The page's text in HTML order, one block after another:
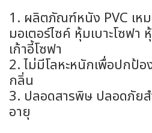
1. ผลิตภัณฑ์หนัง PVC เหม
มอเตอร์ไซค์ หุ้มเบาะโซฟา
เก้าอี้โซฟา
2. ไม่มีโลหะหนักเพื่อปกป้อ
กลิ่น
3. ปลอดสารพิษ ปลอดภัยส
อายุ